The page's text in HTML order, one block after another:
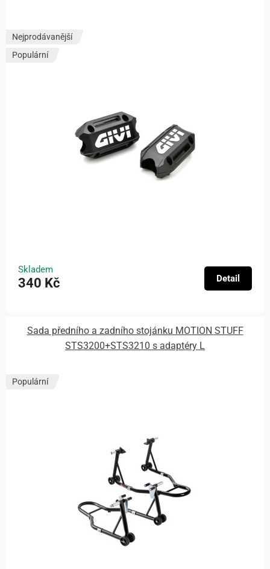
Nejprodávanější
Populární
Skladem
340 Kč Detail
Sada předního a zadního stojánku MOTION STUFF
STS3200+STS3210 s adaptéry L
Populární